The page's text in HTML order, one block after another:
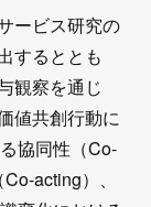
ービス研究の
するととも
観察を通じ
値共創行動に
協同性（Co-
acting）、